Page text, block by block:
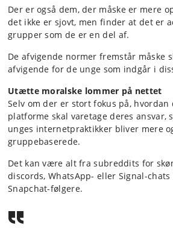
Der er også dem, der måske er mere
det ikke er sjovt, men finder at det er
grupper som de er en del af.
De afvigende normer fremstår måske
afvigende for de unge som indgår i
Utætte moralske lommer på nettet
Selv om der er stort fokus på,
platforme skal varetage deres ansvar,
unges internetpraktikker bliver mere
gruppebaserede.
Det kan være alt fra subreddits for
discords, WhatsApp- eller Signal-
Snapchat-følgere.